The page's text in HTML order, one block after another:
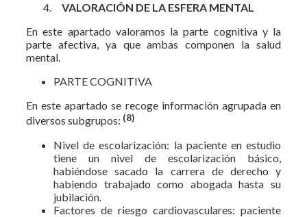
VALORACIÓN DE LA ESFERA MENTAL
En este apartado valoramos la parte cognitiva y la
parte afectiva, ya que ambas componen la salud
mental.
PARTE COGNITIVA
En este apartado se recoge información agrupada en
diversos subgrupos: (8)
Nivel de escolarización: la paciente en estudio
tiene un nivel de escolarización básico,
habiéndose sacado la carrera de derecho y
habiendo trabajado como abogada hasta su
jubilación.
Factores de riesgo cardiovasculares: paciente